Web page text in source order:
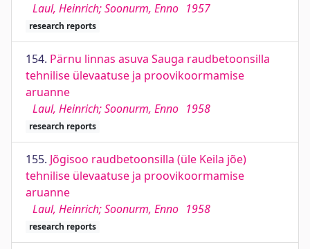
Laul, Heinrich; Soonurm, Enno 1957
research reports
154. Pärnu linnas asuva Sauga raudbetoonsilla
tehnilise ülevaatuse ja proovikoormamise
aruanne
Laul, Heinrich; Soonurm, Enno 1958
research reports
155. Jõgisoo raudbetoonsilla (üle Keila jõe)
tehnilise ülevaatuse ja proovikoormamise
aruanne
Laul, Heinrich; Soonurm, Enno 1958
research reports